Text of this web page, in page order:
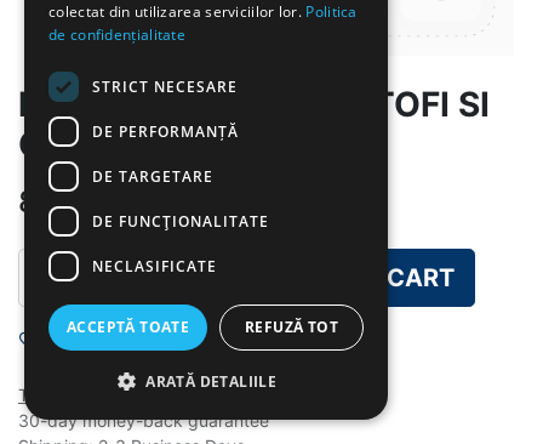
PIEPT DE PUI CU CARTOFI SI
GOGOSARI MURATI
8.00
ADD TO CART
Add to wishlist
Terms and Conditions
30-day money-back guarantee
colectat din utilizarea serviciilor lor. Politica
de confidențialitate
STRICT NECESARE
DE PERFORMANȚĂ
DE TARGETARE
DE FUNCŢIONALITATE
NECLASIFICATE
ACCEPTĂ TOATE REFUZĂ TOT
ARATĂ DETALIILE